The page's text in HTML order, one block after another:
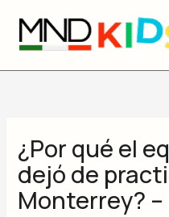
content
¿Por qué el
dejó de
Monterrey? –